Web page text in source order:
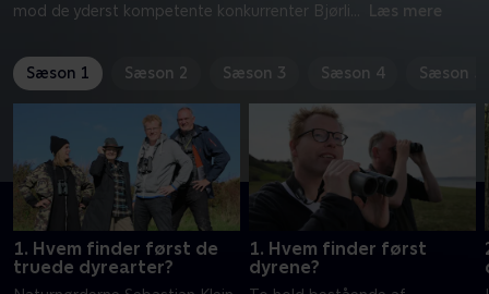
mod de yderst kompetente konkurrenter Bjørli
Læs mere
Sæson 1 Sæson 2 Sæson 3 Sæson 4 Sæson 5
1. Hvem finder først de
truede dyrearter?
1. Hvem finder først
dyrene?